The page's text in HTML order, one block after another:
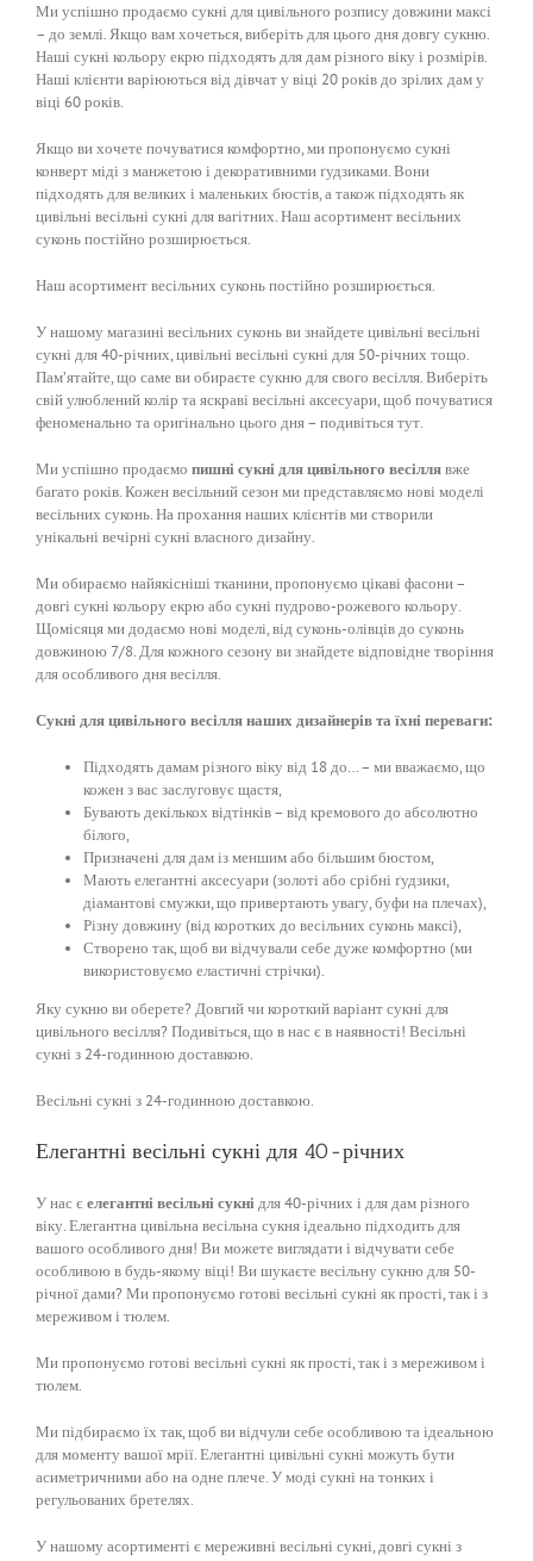
Ми успішно продаємо сукні для цивільного розпису довжини максі
– до землі. Якщо вам хочеться, виберіть для цього дня довгу сукню.
Наші сукні кольору екрю підходять для дам різного віку і розмірів.
Наші клієнти варіюються від дівчат у віці 20 років до зрілих дам у
віці 60 років.
Якщо ви хочете почуватися комфортно, ми пропонуємо сукні
конверт міді з манжетою і декоративними ґудзиками. Вони
підходять для великих і маленьких бюстів, а також підходять як
цивільні весільні сукні для вагітних. Наш асортимент весільних
суконь постійно розширюється.
Наш асортимент весільних суконь постійно розширюється.
У нашому магазині весільних суконь ви знайдете цивільні весільні
сукні для 40-річних, цивільні весільні сукні для 50-річних тощо.
Пам’ятайте, що саме ви обираєте сукню для свого весілля. Виберіть
свій улюблений колір та яскраві весільні аксесуари, щоб почуватися
феноменально та оригінально цього дня – подивіться тут.
Ми успішно продаємо пишні сукні для цивільного весіллявже
багато років. Кожен весільний сезон ми представляємо нові моделі
весільних суконь. На прохання наших клієнтів ми створили
унікальні вечірні сукні власного дизайну.
Ми обираємо найякісніші тканини, пропонуємо цікаві фасони –
довгі сукні кольору екрю або сукні пудрово-рожевого кольору.
Щомісяця ми додаємо нові моделі, від суконь-олівців до суконь
довжиною 7/8. Для кожного сезону ви знайдете відповідне творіння
для особливого дня весілля.
Сукні для цивільного весілля наших дизайнерів та їхні переваги:
Підходять дамам різного віку від 18 до… – ми вважаємо, що
кожен з вас заслуговує щастя,
Бувають декількох відтінків – від кремового до абсолютно
білого,
Призначені для дам із меншим або більшим бюстом,
Мають елегантні аксесуари (золоті або срібні ґудзики,
діамантові смужки, що привертають увагу, буфи на плечах),
Різну довжину (від коротких до весільних суконь максі),
Створено так, щоб ви відчували себе дуже комфортно (ми
використовуємо еластичні стрічки).
Яку сукню ви оберете? Довгий чи короткий варіант сукні для
цивільного весілля? Подивіться, що в нас є в наявності! Весільні
сукні з 24-годинною доставкою.
Весільні сукні з 24-годинною доставкою.
Елегантні весільні сукні для 40-річних
У нас єелегантні весільні сукнідля 40-річних і для дам різного
віку. Елегантна цивільна весільна сукня ідеально підходить для
вашого особливого дня! Ви можете виглядати і відчувати себе
особливою в будь-якому віці! Ви шукаєте весільну сукню для 50-
річної дами? Ми пропонуємо готові весільні сукні як прості, так і з
мереживом і тюлем.
Ми пропонуємо готові весільні сукні як прості, так і з мереживом і
тюлем.
Ми підбираємо їх так, щоб ви відчули себе особливою та ідеальною
для моменту вашої мрії. Елегантні цивільні сукні можуть бути
асиметричними або на одне плече. У моді сукні на тонких і
регульованих бретелях.
У нашому асортименті є мереживні весільні сукні, довгі сукні з